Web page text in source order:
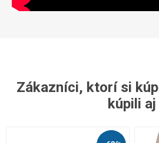
Zákazníci, ktorí si
kúpili aj